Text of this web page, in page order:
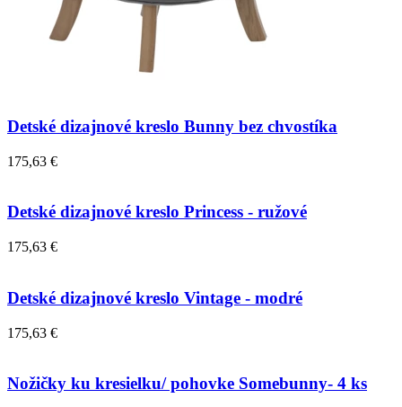
Detské dizajnové kreslo Bunny bez chvostíka
175,63 €
Detské dizajnové kreslo Princess - ružové
175,63 €
Detské dizajnové kreslo Vintage - modré
175,63 €
Nožičky ku kresielku/ pohovke Somebunny- 4 ks